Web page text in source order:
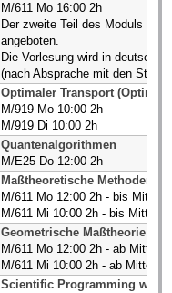
M/611 Mo 16:00 2h
Der zweite Teil des Moduls
angeboten.
Die Vorlesung wird in deutsch
(nach Absprache mit den
Optimaler Transport (Optimal
M/919 Mo 10:00 2h
M/919 Di 10:00 2h
Quantenalgorithmen
M/E25 Do 12:00 2h
Maßtheoretische Methoden
M/611 Mo 12:00 2h - bis Mitte
M/611 Mi 10:00 2h - bis Mitte
Geometrische Maßtheorie
M/611 Mo 12:00 2h - ab Mitte
M/611 Mi 10:00 2h - ab Mitte
Scientific Programming with